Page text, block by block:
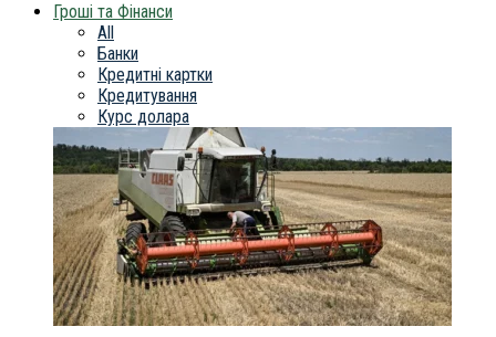
Гроші та Фінанси
All
Банки
Кредитні картки
Кредитування
Курс долара